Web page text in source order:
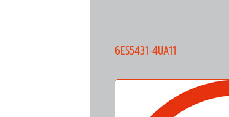
6ES5431-4UA11